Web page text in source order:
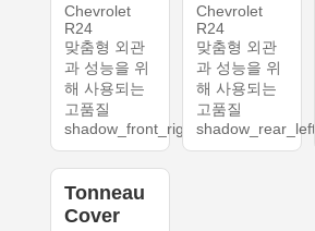
Chevrolet
R24
맞춤형 외관
과 성능을 위
해 사용되는
고품질
shadow_front_right.
Chevrolet
R24
맞춤형 외관
과 성능을 위
해 사용되는
고품질
shadow_rear_left.
Tonneau
Cover